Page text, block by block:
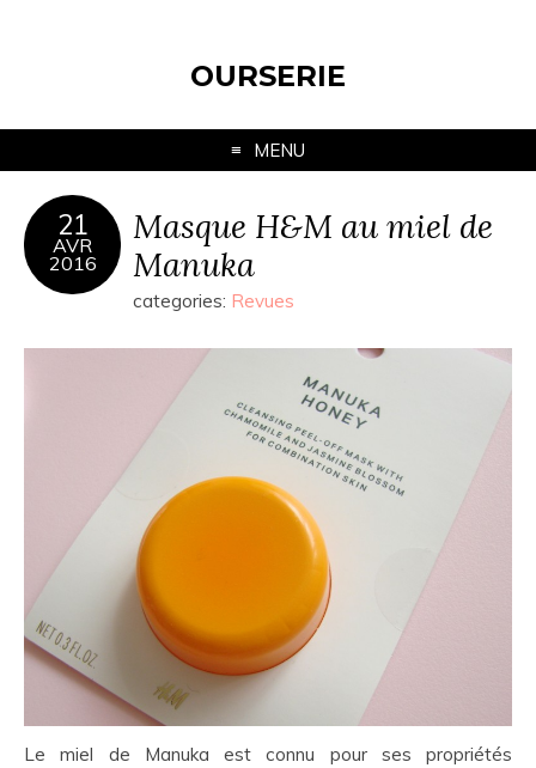
OURSERIE
MENU
21
AVR
2016
Masque H&M au miel de
Manuka
categories: Revues
Le miel de Manuka est connu pour ses propriétés